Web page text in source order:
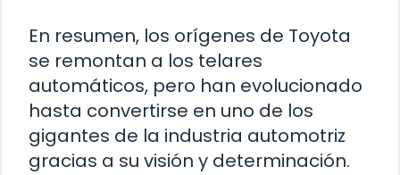
En resumen, los orígenes de Toyota
se remontan a los telares
automáticos, pero han evolucionado
hasta convertirse en uno de los
gigantes de la industria automotriz
gracias a su visión y determinación.